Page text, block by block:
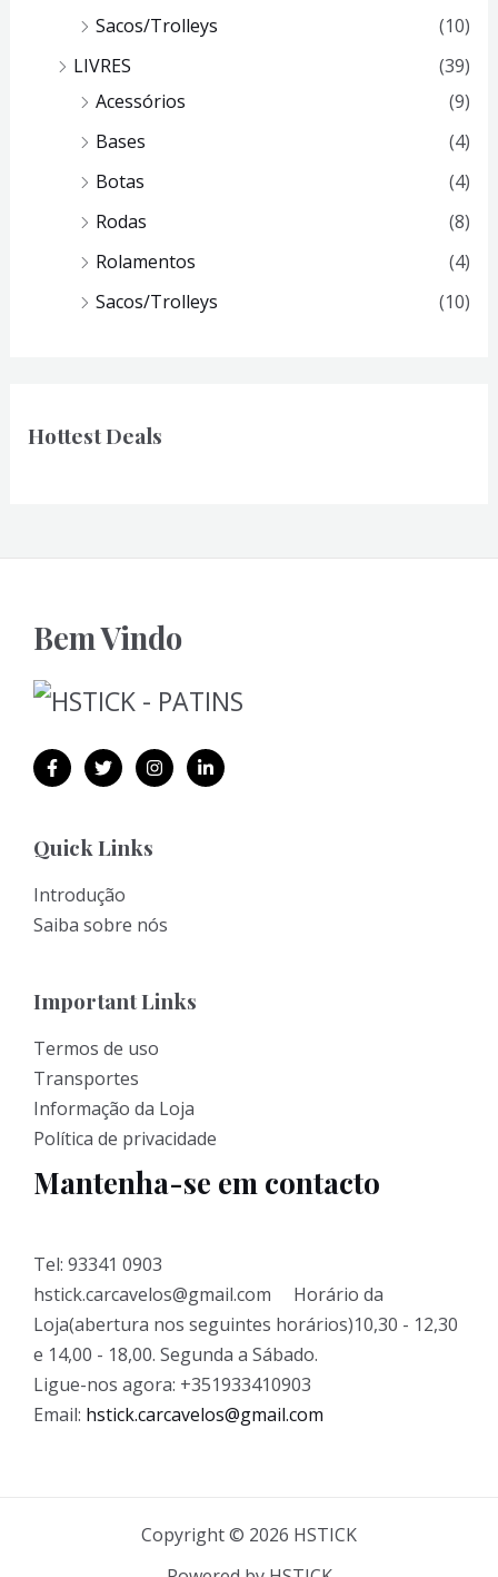
Sacos/Trolleys
(10)
LIVRES
(39)
Acessórios
(9)
Bases
(4)
Botas
(4)
Rodas
(8)
Rolamentos
(4)
Sacos/Trolleys
(10)
Hottest Deals
Bem Vindo
Quick Links
Introdução
Saiba sobre nós
Important Links
Termos de uso
Transportes
Informação da Loja
Política de privacidade
Mantenha-se em contacto
Tel: 93341 0903
hstick.carcavelos@gmail.com Horário da
Loja(abertura nos seguintes horários)10,30 - 12,30
e 14,00 - 18,00. Segunda a Sábado.
Ligue-nos agora: +351933410903
Email: hstick.carcavelos@gmail.com
Copyright © 2026 HSTICK